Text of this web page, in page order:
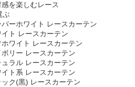
を楽しむレース
ぶ
パーホワイト レースカーテン
ト レースカーテン
ホワイト レースカーテン
ボリー レースカーテン
ラル レースカーテン
ト系 レースカーテン
ック(黒) レースカーテン